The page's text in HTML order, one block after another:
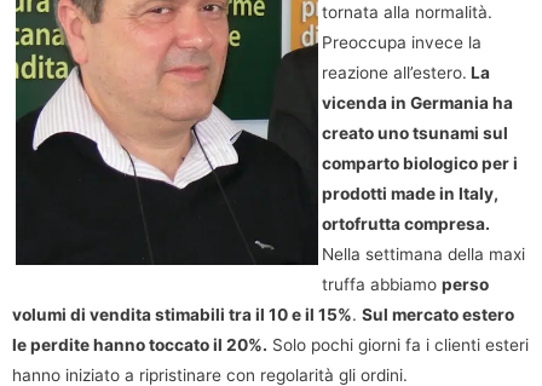
tornata alla normalità.
Preoccupa invece la
reazione all’estero. La
vicenda in Germania ha
creato uno tsunami sul
comparto biologico per i
prodotti made in Italy,
ortofrutta compresa.
Nella settimana della maxi
truffa abbiamo perso
volumi di vendita stimabili tra il 10 e il 15%. Sul mercato estero
le perdite hanno toccato il 20%. Solo pochi giorni fa i clienti esteri
hanno iniziato a ripristinare con regolarità gli ordini.